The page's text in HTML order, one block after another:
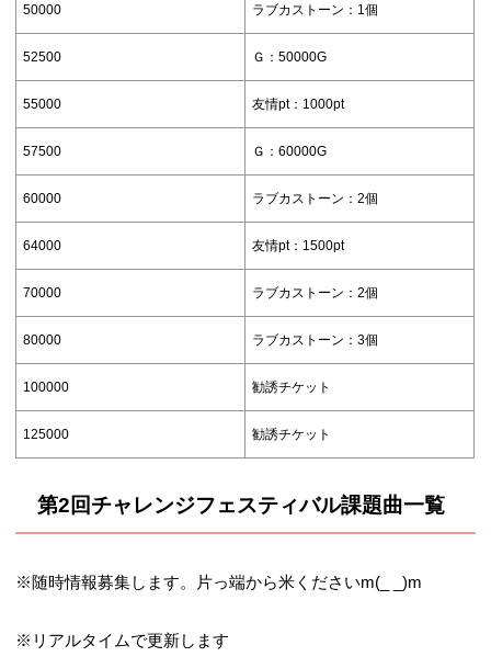
50000 ラブカストーン：1個
52500 Ｇ：50000G
55000 友情pt：1000pt
57500 Ｇ：60000G
60000 ラブカストーン：2個
64000 友情pt：1500pt
70000 ラブカストーン：2個
80000 ラブカストーン：3個
100000 勧誘チケット
125000 勧誘チケット
第2回チャレンジフェスティバル課題曲一覧
※随時情報募集します。片っ端から米くださいm(_ _)m
※リアルタイムで更新します